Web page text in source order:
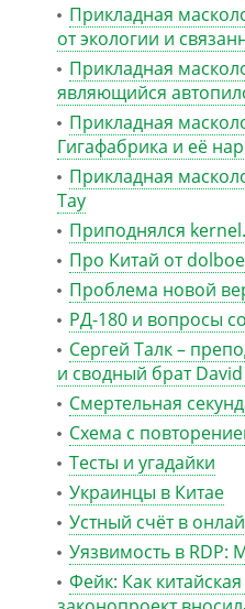
Прикладная
от экологии и
Прикладная
являющийся
Прикладная
Гигафабрика и её
Прикладная
Тау
Приподнялся
Про Китай от
Проблема новой
РД-180 и вопросы
Сергей Талк –
и сводный брат
Смертельная
Схема с
Тесты и угадайки
Украинцы в Китае
Устный счёт в
Уязвимость в RDP:
Фейк: Как